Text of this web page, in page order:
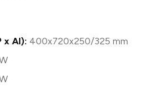
x Al): 400x720x250/325 mm